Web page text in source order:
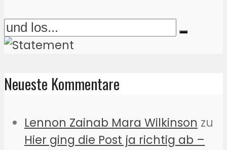
Neueste Kommentare
Lennon Zainab Mara Wilkinson zu
Hier ging die Post ja richtig ab –